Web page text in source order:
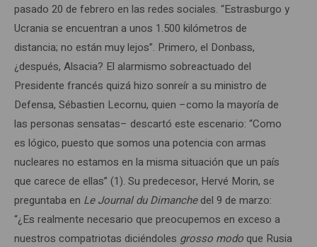
pasado 20 de febrero en las redes sociales. “Estrasburgo y
Ucrania se encuentran a unos 1.500 kilómetros de
distancia; no están muy lejos”. Primero, el Donbass,
¿después, Alsacia? El alarmismo sobreactuado del
Presidente francés quizá hizo sonreír a su ministro de
Defensa, Sébastien Lecornu, quien –como la mayoría de
las personas sensatas– descartó este escenario: “Como
es lógico, puesto que somos una potencia con armas
nucleares no estamos en la misma situación que un país
que carece de ellas” (1). Su predecesor, Hervé Morin, se
preguntaba en Le Journal du Dimanchedel 9 de marzo:
“¿Es realmente necesario que preocupemos en exceso a
nuestros compatriotas diciéndoles grosso modoque Rusia